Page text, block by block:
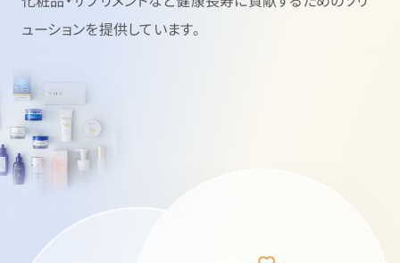
ューションを提供しています。